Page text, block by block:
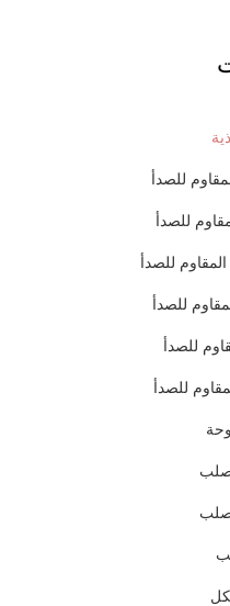
للصدأ
للصدأ
للصدأ
للصدأ
للصدأ
للصدأ